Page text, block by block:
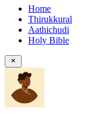
Home
Thirukkural
Aathichudi
Holy Bible